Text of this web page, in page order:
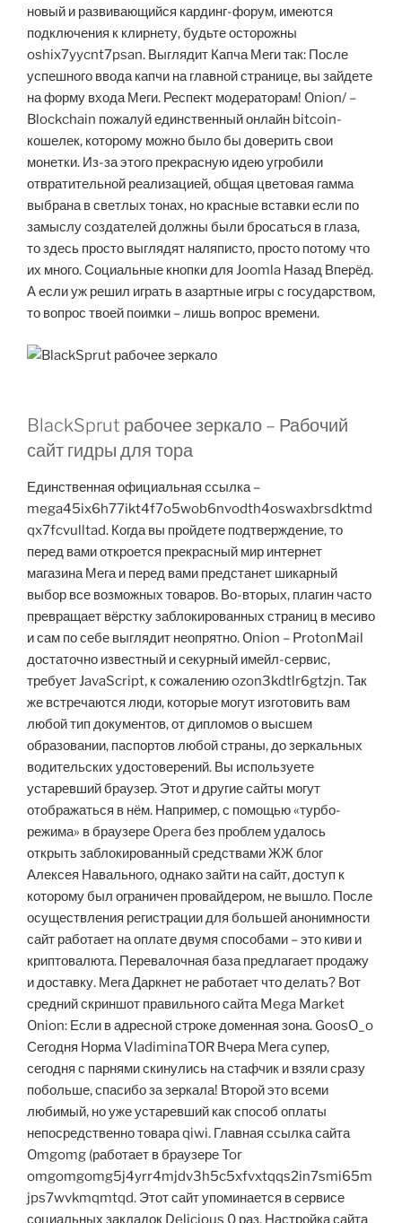
новый и развивающийся кардинг-форум, имеются
подключения к клирнету, будьте осторожны
oshix7yycnt7psan. Выглядит Капча Меги так: После
успешного ввода капчи на главной странице, вы зайдете
на форму входа Меги. Респект модераторам! Onion/ –
Blockchain пожалуй единственный онлайн bitcoin-
кошелек, которому можно было бы доверить свои
монетки. Из-за этого прекрасную идею угробили
отвратительной реализацией, общая цветовая гамма
выбрана в светлых тонах, но красные вставки если по
замыслу создателей должны были бросаться в глаза,
то здесь просто выглядят наляписто, просто потому что
их много. Социальные кнопки для Joomla Назад Вперёд.
А если уж решил играть в азартные игры с государством,
то вопрос твоей поимки – лишь вопрос времени.
BlackSprut рабочее зеркало – Рабочий
сайт гидры для тора
Единственная официальная ссылка –
mega45ix6h77ikt4f7o5wob6nvodth4oswaxbrsdktmd
qx7fcvulltad. Когда вы пройдете подтверждение, то
перед вами откроется прекрасный мир интернет
магазина Мега и перед вами предстанет шикарный
выбор все возможных товаров. Во-вторых, плагин часто
превращает вёрстку заблокированных страниц в месиво
и сам по себе выглядит неопрятно. Onion – ProtonMail
достаточно известный и секурный имейл-сервис,
требует JavaScript, к сожалению ozon3kdtlr6gtzjn. Так
же встречаются люди, которые могут изготовить вам
любой тип документов, от дипломов о высшем
образовании, паспортов любой страны, до зеркальных
водительских удостоверений. Вы используете
устаревший браузер. Этот и другие сайты могут
отображаться в нём. Например, с помощью «турбо-
режима» в браузере Opera без проблем удалось
открыть заблокированный средствами ЖЖ блог
Алексея Навального, однако зайти на сайт, доступ к
которому был ограничен провайдером, не вышло. После
осуществления регистрации для большей анонимности
сайт работает на оплате двумя способами – это киви и
криптовалюта. Перевалочная база предлагает продажу
и доставку. Мега Даркнет не работает что делать? Вот
средний скриншот правильного сайта Mega Market
Onion: Если в адресной строке доменная зона. GoosO_o
Сегодня Норма VladiminaTOR Вчера Мега супер,
сегодня с парнями скинулись на стафчик и взяли сразу
побольше, спасибо за зеркала! Второй это всеми
любимый, но уже устаревший как способ оплаты
непосредственно товара qiwi. Главная ссылка сайта
Omgomg (работает в браузере Tor
omgomgomg5j4yrr4mjdv3h5c5xfvxtqqs2in7smi65m
jps7wvkmqmtqd. Этот сайт упоминается в сервисе
социальных закладок Delicious 0 раз. Настройка сайта